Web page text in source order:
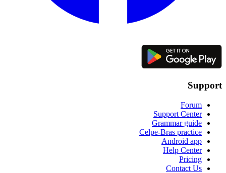
Support
Forum
Support Center
Grammar guide
Celpe-Bras practice
Android app
Help Center
Pricing
Contact Us